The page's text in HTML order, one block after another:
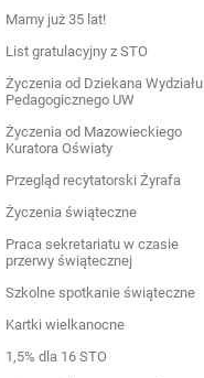
Mamy już 35 lat!
List gratulacyjny z STO
Życzenia od Dziekana Wydziału
Pedagogicznego UW
Życzenia od Mazowieckiego
Kuratora Oświaty
Przegląd recytatorski Żyrafa
Życzenia świąteczne
Praca sekretariatu w czasie
przerwy świątecznej
Szkolne spotkanie świąteczne
Kartki wielkanocne
1,5% dla 16 STO